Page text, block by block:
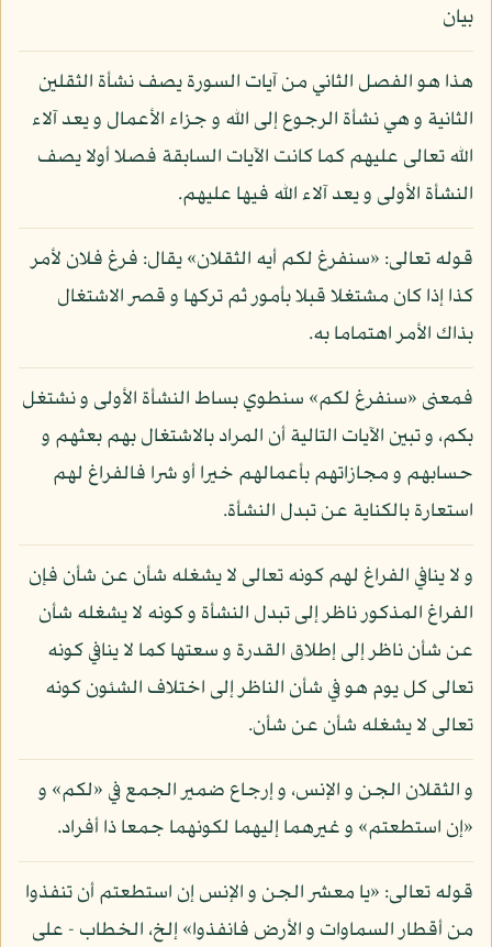
بيان
هذا هو الفصل الثاني من آيات السورة يصف نشأة الثقلين
الثانية و هي نشأة الرجوع إلى الله و جزاء الأعمال و يعد آلاء
الله تعالى عليهم كما كانت الآيات السابقة فصلا أولا يصف
النشأة الأولى و يعد آلاء الله فيها عليهم.
قوله تعالى: «سنفرغ لكم أيه الثقلان» يقال: فرغ فلان لأمر
كذا إذا كان مشتغلا قبلا بأمور ثم تركها و قصر الاشتغال
بذاك الأمر اهتماما به.
فمعنى «سنفرغ لكم» سنطوي بساط النشأة الأولى و نشتغل
بكم، و تبين الآيات التالية أن المراد بالاشتغال بهم بعثهم و
حسابهم و مجازاتهم بأعمالهم خيرا أو شرا فالفراغ لهم
استعارة بالكناية عن تبدل النشأة.
و لا ينافي الفراغ لهم كونه تعالى لا يشغله شأن عن شأن فإن
الفراغ المذكور ناظر إلى تبدل النشأة و كونه لا يشغله شأن
عن شأن ناظر إلى إطلاق القدرة و سعتها كما لا ينافي كونه
تعالى كل يوم هو في شأن الناظر إلى اختلاف الشئون كونه
تعالى لا يشغله شأن عن شأن.
و الثقلان الجن و الإنس، و إرجاع ضمير الجمع في «لكم» و
«إن استطعتم» و غيرهما إليهما لكونهما جمعا ذا أفراد.
قوله تعالى: «يا معشر الجن و الإنس إن استطعتم أن تنفذوا
من أقطار السماوات و الأرض فانفذوا» إلخ، الخطاب - على